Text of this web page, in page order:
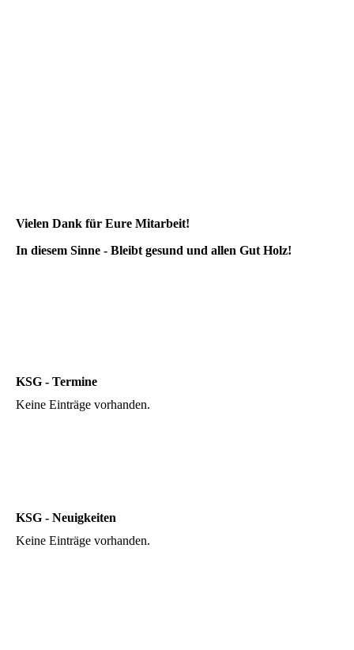
Vielen Dank für Eure Mitarbeit!
In diesem Sinne - Bleibt gesund und allen Gut Holz!
KSG - Termine
Keine Einträge vorhanden.
KSG - Neuigkeiten
Keine Einträge vorhanden.